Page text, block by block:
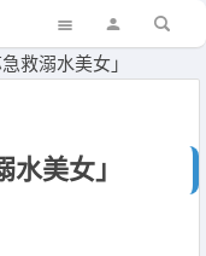
救溺水美女」
美女」